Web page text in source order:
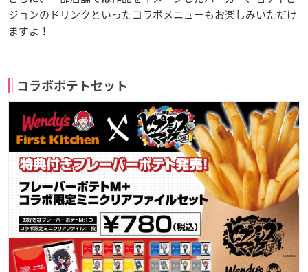
ジョンのドリンクといったコラボメニューもお楽しみいただけ
ますよ！
コラボポテトセット